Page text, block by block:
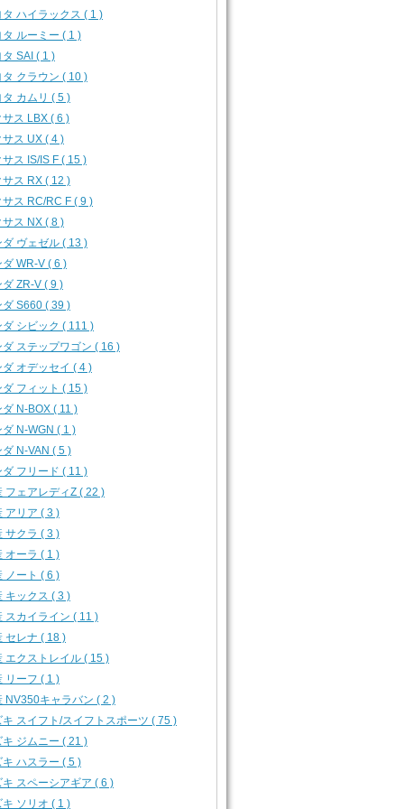
タ ハイラックス ( 1 )
タ ルーミー ( 1 )
タ SAI ( 1 )
タ クラウン ( 10 )
タ カムリ ( 5 )
サス LBX ( 6 )
サス UX ( 4 )
サス IS/IS F ( 15 )
サス RX ( 12 )
サス RC/RC F ( 9 )
サス NX ( 8 )
ダ ヴェゼル ( 13 )
ダ WR-V ( 6 )
ダ ZR-V ( 9 )
ダ S660 ( 39 )
ダ シビック ( 111 )
ダ ステップワゴン ( 16 )
ダ オデッセイ ( 4 )
ダ フィット ( 15 )
ダ N-BOX ( 11 )
ダ N-WGN ( 1 )
ダ N-VAN ( 5 )
ダ フリード ( 11 )
フェアレディZ ( 22 )
アリア ( 3 )
サクラ ( 3 )
オーラ ( 1 )
ノート ( 6 )
キックス ( 3 )
スカイライン ( 11 )
セレナ ( 18 )
エクストレイル ( 15 )
リーフ ( 1 )
NV350キャラバン ( 2 )
キ スイフト/スイフトスポーツ ( 75 )
キ ジムニー ( 21 )
キ ハスラー ( 5 )
キ スペーシアギア ( 6 )
キ ソリオ ( 1 )